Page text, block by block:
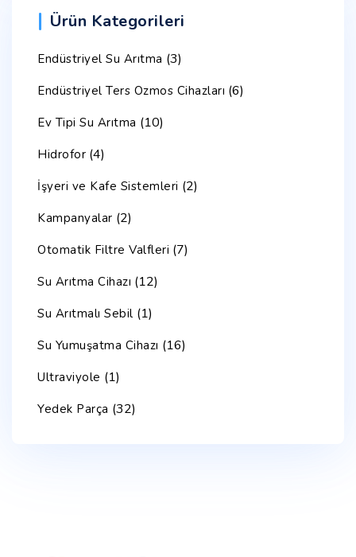
Ürün Kategorileri
Endüstriyel Su Arıtma (3)
Endüstriyel Ters Ozmos Cihazları (6)
Ev Tipi Su Arıtma (10)
Hidrofor (4)
İşyeri ve Kafe Sistemleri (2)
Kampanyalar (2)
Otomatik Filtre Valfleri (7)
Su Arıtma Cihazı (12)
Su Arıtmalı Sebil (1)
Su Yumuşatma Cihazı (16)
Ultraviyole (1)
Yedek Parça (32)